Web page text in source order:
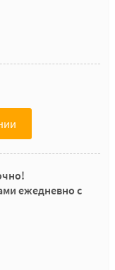
ежедневно с